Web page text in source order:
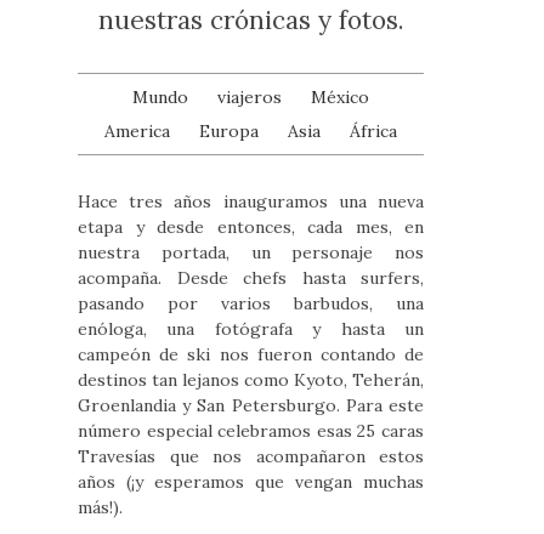
nuestras crónicas y fotos.
Mundo viajeros
México
America
Europa Asia África
Hace tres años inauguramos una nueva
etapa y desde entonces, cada mes, en
nuestra portada, un personaje nos
acompaña. Desde chefs hasta surfers,
pasando por varios barbudos, una
enóloga, una fotógrafa y hasta un
campeón de ski nos fueron contando de
destinos tan lejanos como Kyoto, Teherán,
Groenlandia y San Petersburgo. Para este
número especial celebramos esas 25 caras
Travesías que nos acompañaron estos
años (¡y esperamos que vengan muchas
más!).